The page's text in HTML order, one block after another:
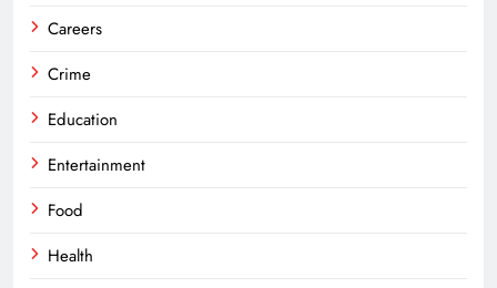
Careers
Crime
Education
Entertainment
Food
Health